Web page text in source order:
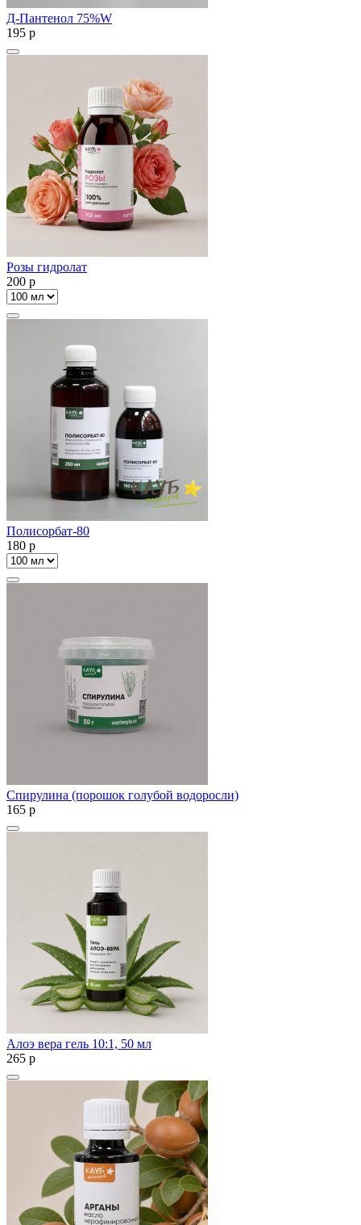
Д-Пантенол 75%W
195 p
Розы гидролат
200 p
Полисорбат-80
180 p
Спирулина (порошок голубой водоросли)
165 p
Алоэ вера гель 10:1, 50 мл
265 p